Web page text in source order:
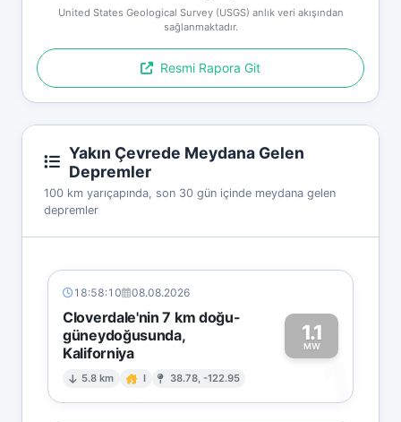
United States Geological Survey (USGS) anlık veri akışından
sağlanmaktadır.
Resmi Rapora Git
Yakın Çevrede Meydana Gelen
Depremler
100 km yarıçapında, son 30 gün içinde meydana gelen
depremler
18:58:10 08.08.2026
Cloverdale'nin 7 km doğu-
güneydoğusunda,
Kaliforniya
5.8 km I 38.78, -122.95
1.1
MW
1